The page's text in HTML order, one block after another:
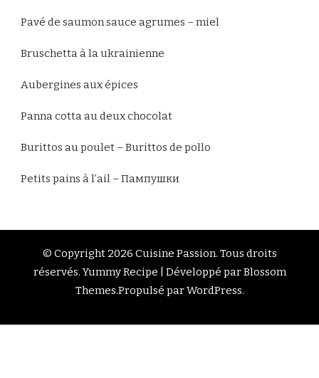
Pavé de saumon sauce agrumes – miel
Bruschetta à la ukrainienne
Aubergines aux épices
Panna cotta au deux chocolat
Burittos au poulet – Burittos de pollo
Petits pains à l’ail – Пампушки
© Copyright 2026 Cuisine Passion. Tous droits
réservés.Yummy Recipe | Développé parBlossom
Themes.Propulsé parWordPress.